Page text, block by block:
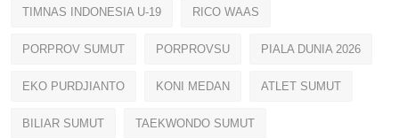
TIMNAS INDONESIA U-19 RICO WAAS
PORPROV SUMUT PORPROVSU PIALA DUNIA 2026
EKO PURDJIANTO KONI MEDAN ATLET SUMUT
BILIAR SUMUT TAEKWONDO SUMUT